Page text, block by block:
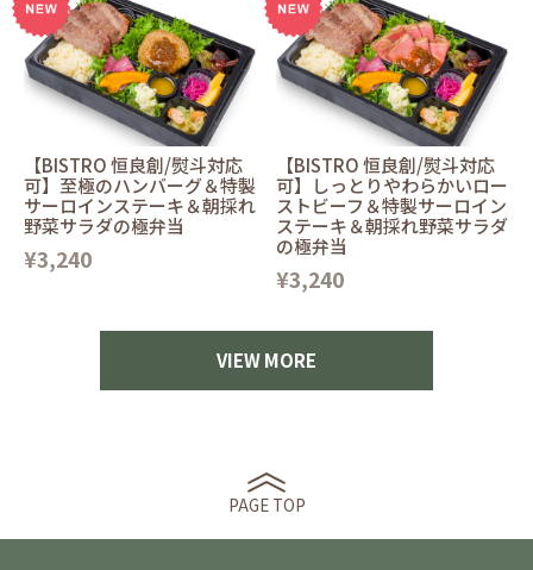
【BISTRO 恒良創/熨斗対応
可】至極のハンバーグ＆特製
サーロインステーキ＆朝採れ
野菜サラダの極弁当
¥3,240
【BISTRO 恒良創/熨斗対応
可】しっとりやわらかいロー
ストビーフ＆特製サーロイン
ステーキ＆朝採れ野菜サラダ
の極弁当
¥3,240
VIEW MORE
PAGE TOP